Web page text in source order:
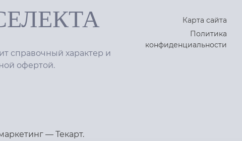
справочный характер и
офертой.
Карта сайта
Политика
конфиденциальности
— Текарт.